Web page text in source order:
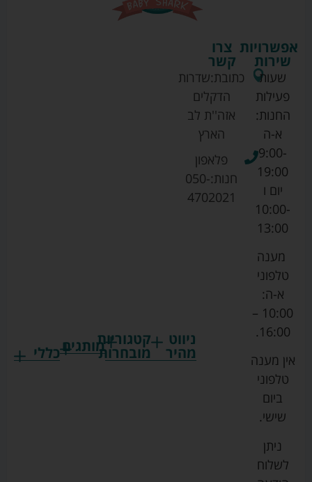
ניווט
מהיר
קטגוריות
מובחרותמותגים
גרקו
כללי
צרו
קשר
כתובת:שדרות
הדקלים
אזה''ת לב
הארץ
פלאפון
חנות:050-
4702021
אפשרויות
שירות
שעות
פעילות
החנות:
א-ה
9:00-
19:00
יום ו
10:00-
13:00
מענה
טלפוני
א-ה:
10:00 –
16:00.
אין מענה
טלפוני
ביום
שישי.
ניתן
לשלוח